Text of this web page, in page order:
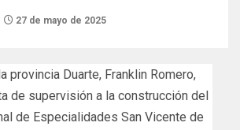
27 de mayo de 2025
provincia Duarte, Franklin Romero,
de supervisión a la construcción del
de Especialidades San Vicente de